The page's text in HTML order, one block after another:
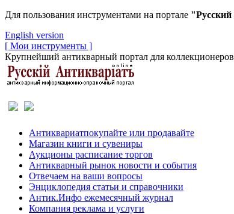
Для пользования инструментами на портале "Русский
English version
[ Мои инструменты ]
Крупнейший антикварный портал для
Антиквариатпокупайте или продавайте
Магазин книги и сувениры
Аукционы расписание торгов
Антикварный рынок новости и события
Отвечаем на ваши вопросы
Энциклопедия статьи и справочники
Антик.Инфо ежемесячный журнал
Компания реклама и услуги